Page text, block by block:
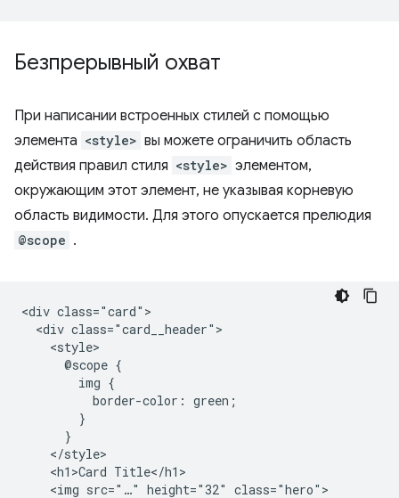
Безпрерывный охват
При написании встроенных стилей с помощью
элемента <style> вы можете ограничить область
действия правил стиля <style> элементом,
окружающим этот элемент, не указывая корневую
область видимости. Для этого опускается прелюдия
@scope .
<div class="card">
  <div class="card__header">
    <style>
      @scope {
        img {
          border-color: green;
        }
      }
    </style>
    <h1>Card Title</h1>
    <img src="…" height="32" class="hero">